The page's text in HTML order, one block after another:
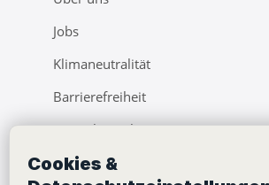
Cookies &
Jobs
Klimaneutralität
Barrierefreiheit
Pressebereich
Webinare